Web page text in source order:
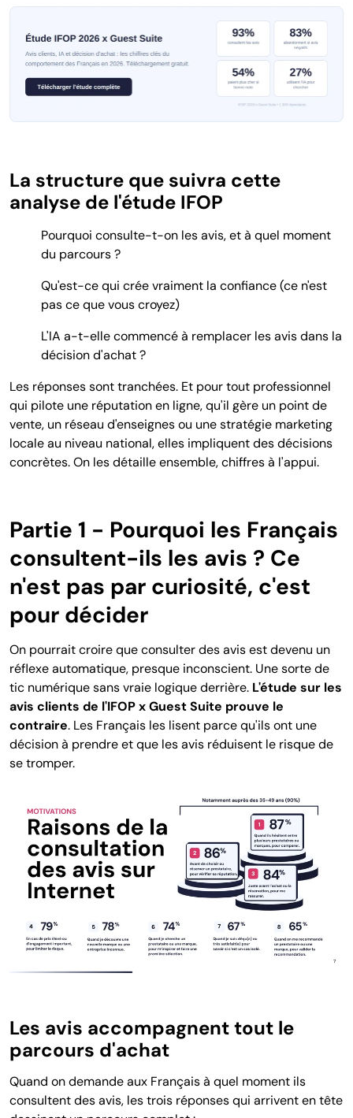
La structure que suivra cette
analyse de l'étude IFOP
Pourquoi consulte-t-on les avis, et à quel moment
du parcours ?
Qu'est-ce qui crée vraiment la confiance (ce n'est
pas ce que vous croyez)
L'IA a-t-elle commencé à remplacer les avis dans la
décision d'achat ?
Les réponses sont tranchées. Et pour tout professionnel
qui pilote une réputation en ligne, qu'il gère un point de
vente, un réseau d'enseignes ou une stratégie marketing
locale au niveau national, elles impliquent des décisions
concrètes. On les détaille ensemble, chiffres à l'appui.
Partie 1 - Pourquoi les Français
consultent-ils les avis ? Ce
n'est pas par curiosité, c'est
pour décider
On pourrait croire que consulter des avis est devenu un
réflexe automatique, presque inconscient. Une sorte de
tic numérique sans vraie logique derrière. L'étude sur les
avis clients de l'IFOP x Guest Suite prouve le
contraire. Les Français les lisent parce qu'ils ont une
décision à prendre et que les avis réduisent le risque de
se tromper.
Les avis accompagnent tout le
parcours d'achat
Quand on demande aux Français à quel moment ils
consultent des avis, les trois réponses qui arrivent en tête